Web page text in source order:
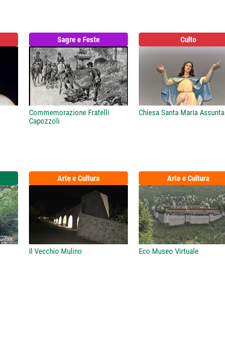
Sagre e Feste
Commemorazione Fratelli
Capozzoli
Culto
Chiesa Santa Maria Assunta
Arte e Cultura
Il Vecchio Mulino
Arte e Cultura
Eco Museo Virtuale